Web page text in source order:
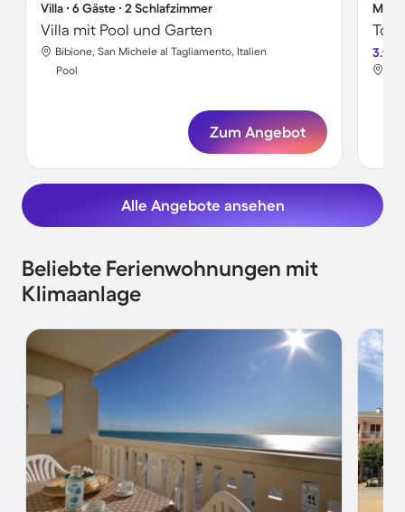
Villa ∙ 6 Gäste ∙ 2 Schlafzimmer
Villa mit Pool und Garten
Bibione, San Michele al Tagliamento, Italien
Pool
Zum Angebot
3.9
Alle Angebote ansehen
Beliebte Ferienwohnungen mit
Klimaanlage